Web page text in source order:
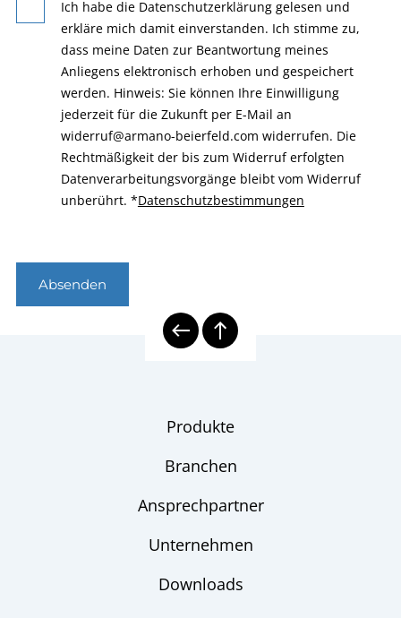
Ich habe die Datenschutzerklärung gelesen und
erkläre mich damit einverstanden. Ich stimme zu,
dass meine Daten zur Beantwortung meines
Anliegens elektronisch erhoben und gespeichert
werden. Hinweis: Sie können Ihre Einwilligung
jederzeit für die Zukunft per E-Mail an
widerruf@armano-beierfeld.com widerrufen. Die
Rechtmäßigkeit der bis zum Widerruf erfolgten
Datenverarbeitungsvorgänge bleibt vom Widerruf
unberührt. *Datenschutzbestimmungen
Absenden
Produkte
Branchen
Ansprechpartner
Unternehmen
Downloads